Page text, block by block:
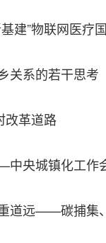
建”物联网医疗
关系的若干思考
改革道路
央城镇化工作
道远——碳捕集